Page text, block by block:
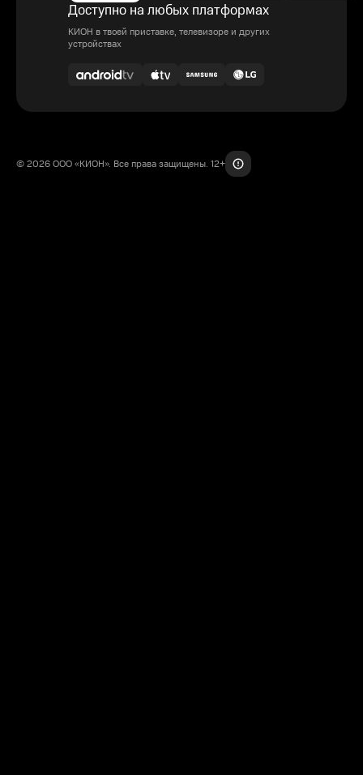
Доступно на любых платформах
КИОН в твоей приставке, телевизоре и других
устройствах
© 2026 ООО «КИОН». Все права защищены. 12+